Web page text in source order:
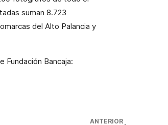
suman 8.723
del Alto Palancia y
Fundación Bancaja:
ANTERIOR